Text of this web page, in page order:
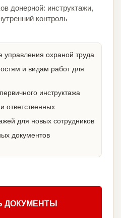
донерной: инструктажи,
контроль
управления охраной труда
и видам работ для
инструктажа
ответственных
для новых сотрудников
документов
ДОКУМЕНТЫ